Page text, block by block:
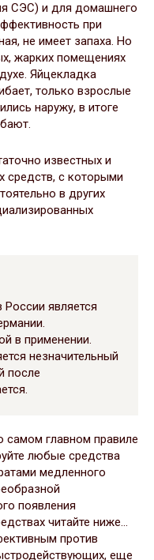
СЭС) и для домашнего
при
не имеет запаха. Но
жарких помещениях
Яйцекладка
только взрослые
наружу, в итоге
известных и
средств, с которыми
в других
является
в применении.
незначительный
после
самом главном правиле
любые средства
медленного
появления
читайте ниже…
против
еще